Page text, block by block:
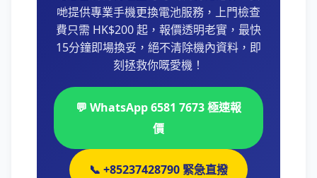
哋提供專業手機更換電池服務，上門檢查
費只需 HK$200 起，報價透明老實，最快
15分鐘即場換妥，絕不清除機內資料，即
刻拯救你嘅愛機！
💬 WhatsApp 6581 7673 極速報
價
📞 +85237428790 緊急直撥